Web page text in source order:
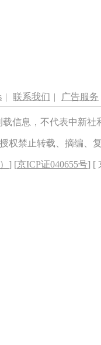
| 联系我们 | 广告服务
载信息，不代表中新
权禁止转载、摘编、
] [京ICP证040655号] [